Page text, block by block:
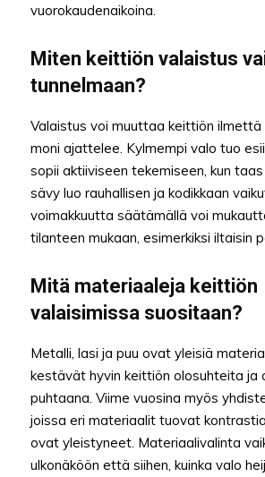
vuorokaudenaikoina.
Miten keittiön valaistus
tunnelmaan?
Valaistus voi muuttaa keittiön ilmettä
moni ajattelee. Kylmempi valo tuo
sopii aktiiviseen tekemiseen, kun
sävy luo rauhallisen ja kodikkaan
voimakkuutta säätämällä voi
tilanteen mukaan, esimerkiksi iltaisin
Mitä materiaaleja keittiön
valaisimissa suositaan?
Metalli, lasi ja puu ovat yleisiä
kestävät hyvin keittiön olosuhteita ja
puhtaana. Viime vuosina myös
joissa eri materiaalit tuovat
ovat yleistyneet. Materiaalivalinta
ulkonäköön että siihen, kuinka valo